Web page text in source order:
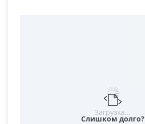
Загрузка...
Слишком долго?